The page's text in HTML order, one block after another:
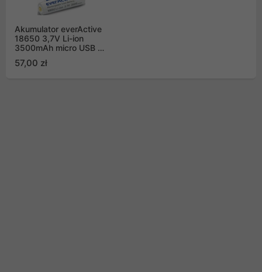
Akumulator everActive
18650 3,7V Li-ion
3500mAh micro USB z
(FWEV1865035MBOX)
57,00 zł